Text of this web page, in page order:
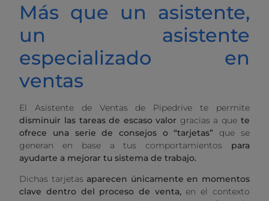
Más que un asistente,
un asistente
especializado en
ventas
El Asistente de Ventas de Pipedrive te permite
disminuir las tareas de escaso valor gracias a que te
ofrece una serie de consejos o “tarjetas” que se
generan en base a tus comportamientos para
ayudarte a mejorar tu sistema de trabajo.
Dichas tarjetasaparecen únicamente en momentos
clave dentro del proceso de venta,en el contexto